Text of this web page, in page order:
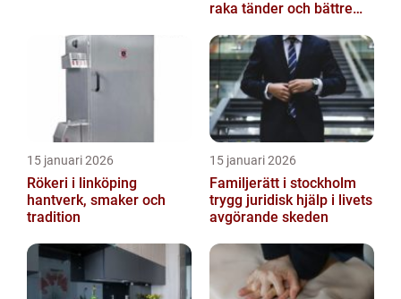
raka tänder och bättre
15 januari 2026
Rökeri i linköping
hantverk, smaker och
tradition
15 januari 2026
Familjerätt i stockholm
trygg juridisk hjälp i livets
avgörande skeden